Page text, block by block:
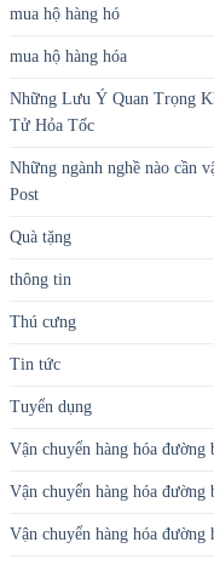
mua hộ hàng hó
mua hộ hàng hóa
Những Lưu Ý Quan Trọng
Tử Hỏa Tốc
Những ngành nghề nào cần
Post
Quà tặng
thông tin
Thú cưng
Tin tức
Tuyển dụng
Vận chuyển hàng hóa đường
Vận chuyển hàng hóa đường
Vận chuyển hàng hóa đường